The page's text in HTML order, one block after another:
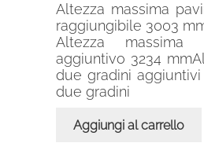
Altezza massima
raggiungibile 3003
Altezza
aggiuntivo 3234
due gradini
due gradini
Aggiungi al carrello